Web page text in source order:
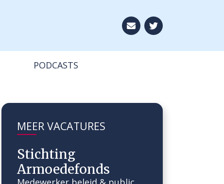
Aboneer op onze
PODCASTS
MEER VACATURES
Stichting
Armoedefonds